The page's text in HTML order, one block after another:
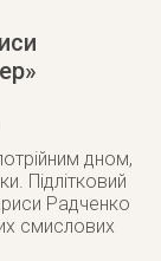
дном,
Підлітковий
Радченко
смислових